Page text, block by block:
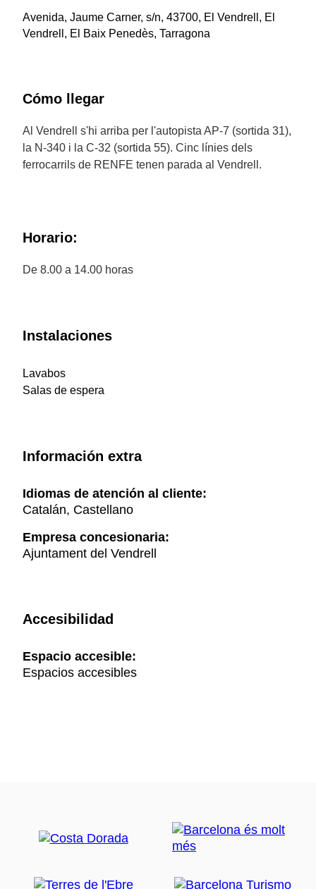
Avenida, Jaume Carner, s/n, 43700, El Vendrell, El
Vendrell, El Baix Penedès, Tarragona
Cómo llegar
Al Vendrell s'hi arriba per l'autopista AP-7 (sortida 31),
la N-340 i la C-32 (sortida 55). Cinc línies dels
ferrocarrils de RENFE tenen parada al Vendrell.
Horario:
De 8.00 a 14.00 horas
Instalaciones
Lavabos
Salas de espera
Información extra
Idiomas de atención al cliente:
Catalán, Castellano
Empresa concesionaria:
Ajuntament del Vendrell
Accesibilidad
Espacio accesible:
Espacios accesibles